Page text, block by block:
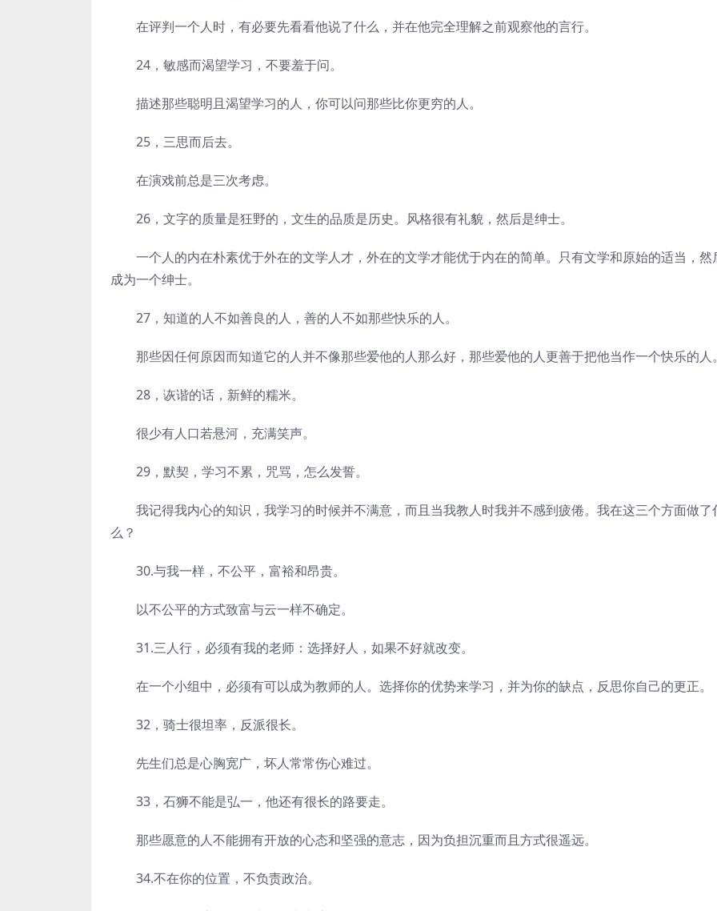
在评判一个人时，有必要先看看他说了什么，并在他完全理解之前观察他的言行。
24，敏感而渴望学习，不要羞于问。
描述那些聪明且渴望学习的人，你可以问那些比你更穷的人。
25，三思而后去。
在演戏前总是三次考虑。
26，文字的质量是狂野的，文生的品质是历史。风格很有礼貌，然后是绅士。
一个人的内在朴素优于外在的文学人才，外在的文学才能优于内在的简单。只有文学和原始的适当，然
成为一个绅士。
27，知道的人不如善良的人，善的人不如那些快乐的人。
那些因任何原因而知道它的人并不像那些爱他的人那么好，那些爱他的人更善于把他当作一个快乐的人
28，诙谐的话，新鲜的糯米。
很少有人口若悬河，充满笑声。
29，默契，学习不累，咒骂，怎么发誓。
我记得我内心的知识，我学习的时候并不满意，而且当我教人时我并不感到疲倦。我在这三个方面做了
么？
30.与我一样，不公平，富裕和昂贵。
以不公平的方式致富与云一样不确定。
31.三人行，必须有我的老师：选择好人，如果不好就改变。
在一个小组中，必须有可以成为教师的人。选择你的优势来学习，并为你的缺点，反思你自己的更正。
32，骑士很坦率，反派很长。
先生们总是心胸宽广，坏人常常伤心难过。
33，石狮不能是弘一，他还有很长的路要走。
那些愿意的人不能拥有开放的心态和坚强的意志，因为负担沉重而且方式很遥远。
34.不在你的位置，不负责政治。